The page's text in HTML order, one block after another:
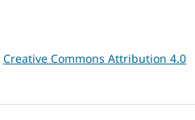
Creative Commons Attribution 4.0